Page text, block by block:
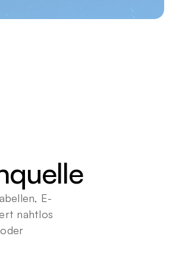
E-
nahtlos